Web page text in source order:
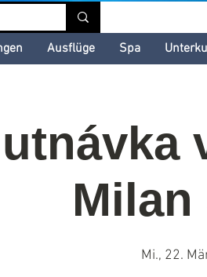
Ausflüge Spa
Milan
Mi., 22.